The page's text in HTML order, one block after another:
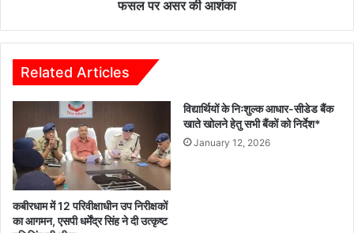
असर
की
फसल पर असर की आशंका
Related Articles
कबीरधाम में 12 परिवीक्षाधीन उप निरीक्षकों
का आगमन, एसपी धर्मेंद्र सिंह ने दी उत्कृष्ट
विद्यार्थियों के निःशुल्क आधार-सीडेड बैंक
खाते खोलने हेतु सभी बैंकों को निर्देश*
January 12, 2026